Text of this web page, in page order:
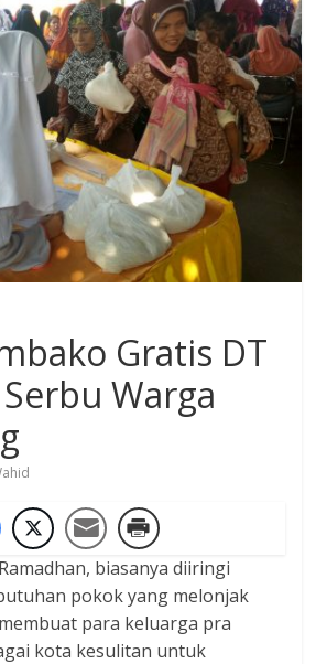
Gratis DT
Warga
biasanya diiringi
pokok yang melonjak
para keluarga pra
kota kesulitan untuk